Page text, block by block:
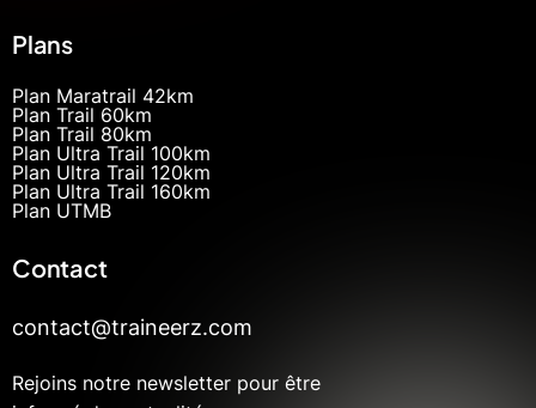
Plans
Plan Maratrail 42km
Plan Trail 60km
Plan Trail 80km
Plan Ultra Trail 100km
Plan Ultra Trail 120km
Plan Ultra Trail 160km
Plan UTMB
Contact
contact@traineerz.com
Rejoins notre newsletter pour être